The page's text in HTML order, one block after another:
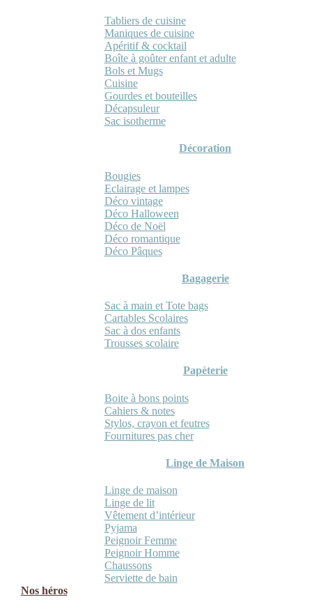
Tabliers de cuisine
Maniques de cuisine
Apéritif & cocktail
Boîte à goûter enfant et adulte
Bols et Mugs
Cuisine
Gourdes et bouteilles
Décapsuleur
Sac isotherme
Décoration
Bougies
Eclairage et lampes
Déco vintage
Déco Halloween
Déco de Noël
Déco romantique
Déco Pâques
Bagagerie
Sac à main et Tote bags
Cartables Scolaires
Sac à dos enfants
Trousses scolaire
Papèterie
Boite à bons points
Cahiers & notes
Stylos, crayon et feutres
Fournitures pas cher
Linge de Maison
Linge de maison
Linge de lit
Vêtement d’intérieur
Pyjama
Peignoir Femme
Peignoir Homme
Chaussons
Serviette de bain
Nos héros